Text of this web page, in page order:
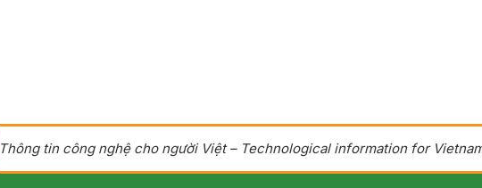
Thông tin công nghệ cho người Việt – Technological information for